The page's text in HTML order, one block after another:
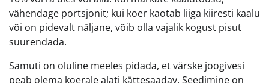
vähendage portsjonit; kui koer kaotab liiga kiiresti kaalu
või on pidevalt näljane, võib olla vajalik kogust pisut
suurendada.
Samuti on oluline meeles pidada, et värske joogivesi
peab olema koerale alati kättesaadav. Seedimine on